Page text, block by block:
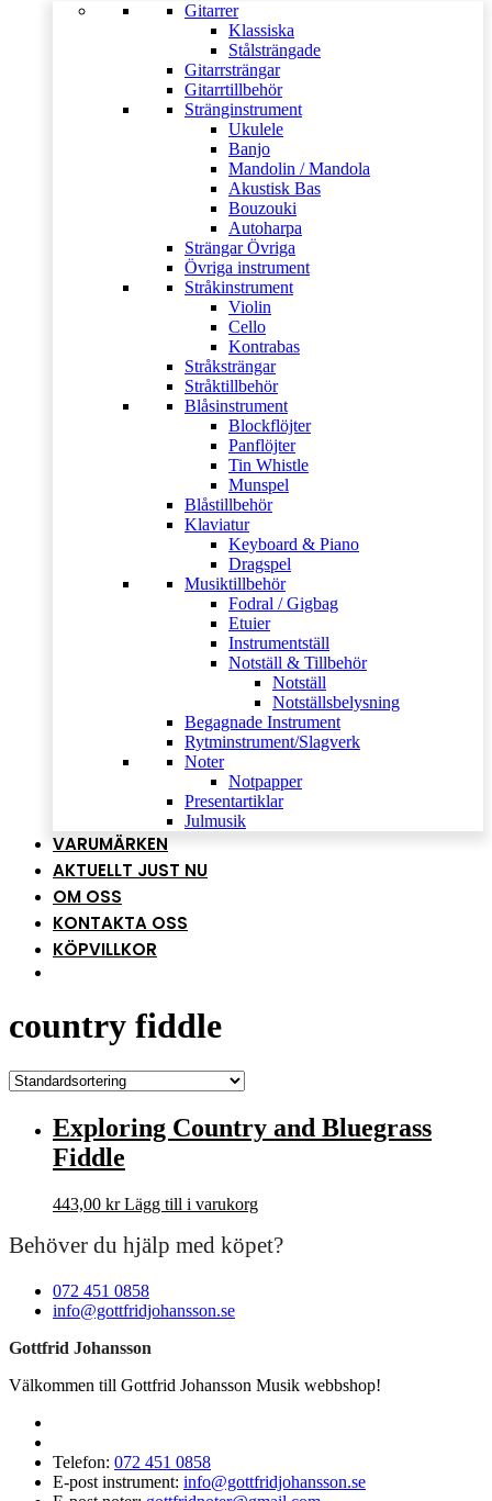
Gitarrer
Klassiska
Stålsträngade
Gitarrsträngar
Gitarrtillbehör
Stränginstrument
Ukulele
Banjo
Mandolin / Mandola
Akustisk Bas
Bouzouki
Autoharpa
Strängar Övriga
Övriga instrument
Stråkinstrument
Violin
Cello
Kontrabas
Stråksträngar
Stråktillbehör
Blåsinstrument
Blockflöjter
Panflöjter
Tin Whistle
Munspel
Blåstillbehör
Klaviatur
Keyboard & Piano
Dragspel
Musiktillbehör
Fodral / Gigbag
Etuier
Instrumentställ
Notställ & Tillbehör
Notställ
Notställsbelysning
Begagnade Instrument
Rytminstrument/Slagverk
Noter
Notpapper
Presentartiklar
Julmusik
VARUMÄRKEN
AKTUELLT JUST NU
OM OSS
KONTAKTA OSS
KÖPVILLKOR
country fiddle
Exploring Country and Bluegrass
Fiddle
443,00 kr Lägg till i varukorg
Behöver du hjälp med köpet?
072 451 0858
info@gottfridjohansson.se
Gottfrid Johansson
Välkommen till Gottfrid Johansson Musik webbshop!
Telefon: 072 451 0858
E-post instrument: info@gottfridjohansson.se